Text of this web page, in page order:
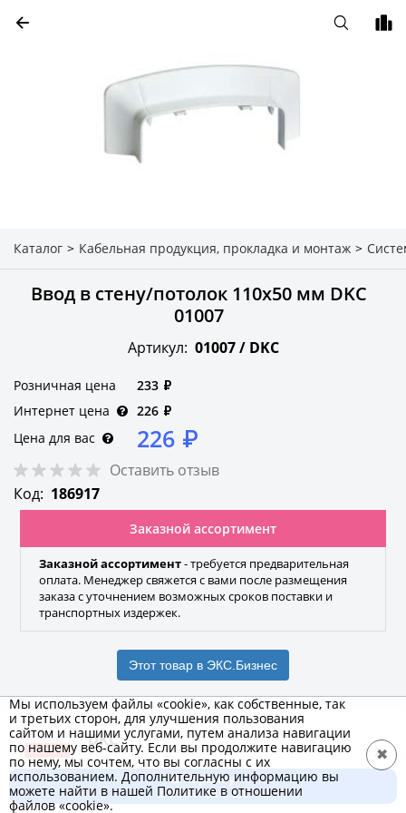
Каталог > Кабельная продукция, прокладка и монтаж >
Ввод в стену/потолок 110х50 мм DKC
01007
Артикул: 01007 / DKC
Розничная цена 233 ₽
Интернет цена
226 ₽
Цена для вас
226 ₽
Оставить отзыв
Код: 186917
Заказной ассортимент
Заказной ассортимент- требуется предварительная
оплата. Менеджер свяжется с вами после размещения
заказа с уточнением возможных сроков поставки и
транспортных издержек.
Этот товар в ЭКС.Бизнес
DKC
Бренд
В корзину
1 356 ₽ за 6 шт.
Мы используем файлы «cookie», как собственные, так
и третьих сторон, для улучшения пользования
сайтом и нашими услугами, путем анализа навигации
по нашему веб-сайту. Если вы продолжите навигацию
по нему, мы сочтем, что вы согласны с их
использованием. Дополнительную информацию вы
можете найти в нашей Политике в отношении
файлов «cookie».
✖